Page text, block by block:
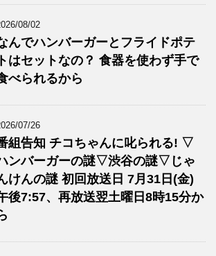
08/02
んでハンバーガーとフライドポテ
トはセットなの？ 食器を使わず手で
べられるから
07/26
組告知 チコちゃんに叱られる! ▽
ンバーガーの謎▽渋谷の謎▽じゃ
けんの謎 初回放送日 7月31日(金)
後7:57、再放送翌土曜日8時15分か